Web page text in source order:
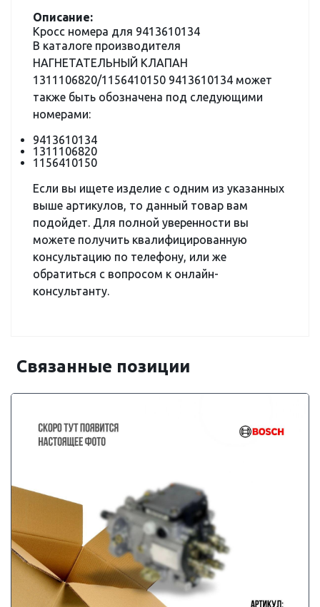
Описание:
Кросс номера для 9413610134
В каталоге производителя
НАГНЕТАТЕЛЬНЫЙ КЛАПАН
1311106820/1156410150 9413610134 может
также быть обозначена под следующими
номерами:
9413610134
1311106820
1156410150
Если вы ищете изделие с одним из указанных
выше артикулов, то данный товар вам
подойдет. Для полной уверенности вы
можете получить квалифицированную
консультацию по телефону, или же
обратиться с вопросом к онлайн-
консультанту.
Связанные позиции